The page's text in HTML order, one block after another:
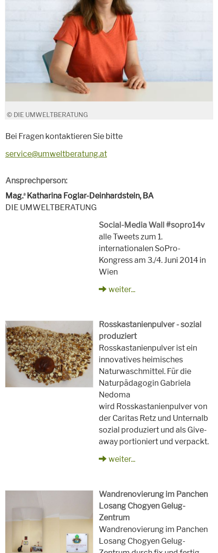
© DIE UMWELTBERATUNG
Bei Fragen kontaktieren Sie bitte
service@umweltberatung.at
Ansprechperson:
Mag.aKatharina Foglar-Deinhardstein, BA
DIE UMWELTBERATUNG
Social-Media Wall #sopro14v
alle Tweets zum 1.
internationalen SoPro-
Kongress am 3./4. Juni 2014 in
Wien
weiter...
Rosskastanienpulver - sozial
produziert
Rosskastanienpulver ist ein
innovatives heimisches
Naturwaschmittel. Für die
Naturpädagogin Gabriela
Nedoma
wird Rosskastanienpulver von
der Caritas Retz und Unternalb
sozial produziert und als Give-
away portioniert und verpackt.
weiter...
Wandrenovierung im Panchen
Losang Chogyen Gelug-
Zentrum
Wandrenovierung im Panchen
Losang Chogyen Gelug-